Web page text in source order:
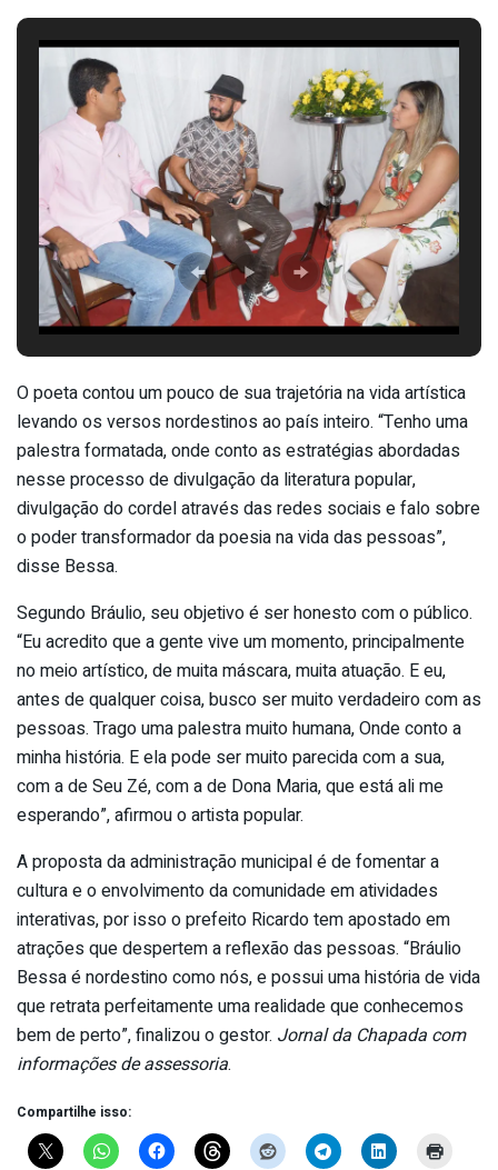
O poeta contou um pouco de sua trajetória na vida artística
levando os versos nordestinos ao país inteiro. “Tenho uma
palestra formatada, onde conto as estratégias abordadas
nesse processo de divulgação da literatura popular,
divulgação do cordel através das redes sociais e falo sobre
o poder transformador da poesia na vida das pessoas”,
disse Bessa.
Segundo Bráulio, seu objetivo é ser honesto com o público.
“Eu acredito que a gente vive um momento, principalmente
no meio artístico, de muita máscara, muita atuação. E eu,
antes de qualquer coisa, busco ser muito verdadeiro com as
pessoas. Trago uma palestra muito humana, Onde conto a
minha história. E ela pode ser muito parecida com a sua,
com a de Seu Zé, com a de Dona Maria, que está ali me
esperando”, afirmou o artista popular.
A proposta da administração municipal é de fomentar a
cultura e o envolvimento da comunidade em atividades
interativas, por isso o prefeito Ricardo tem apostado em
atrações que despertem a reflexão das pessoas. “Bráulio
Bessa é nordestino como nós, e possui uma história de vida
que retrata perfeitamente uma realidade que conhecemos
bem de perto”, finalizou o gestor. Jornal da Chapada com
informações de assessoria.
Compartilhe isso: